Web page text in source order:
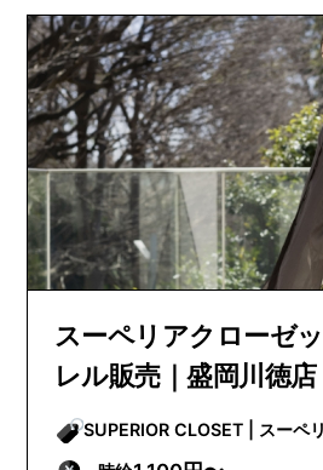
スーペリアクローゼ
レル販売｜盛岡川徳店
SUPERIOR